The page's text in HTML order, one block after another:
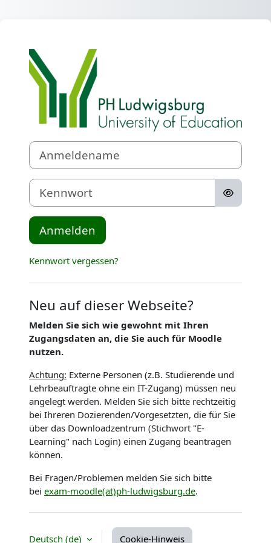
Anmeldename
Kennwort
Anmelden
Kennwort vergessen?
Neu auf dieser Webseite?
Melden Sie sich wie gewohnt mit Ihren
Zugangsdaten an, die Sie auch für Moodle
nutzen.
Achtung: Externe Personen (z.B. Studierende und
Lehrbeauftragte ohne ein IT-Zugang) müssen neu
angelegt werden. Melden Sie sich bitte rechtzeitig
bei Ihreren Dozierenden/Vorgesetzten, die für Sie
über das Downloadzentrum (Stichwort "E-
Learning" nach Login) einen Zugang beantragen
können.
Bei Fragen/Problemen melden Sie sich bitte
bei exam-moodle(at)ph-ludwigsburg.de.
Deutsch ‎(de)‎ Cookie-Hinweis